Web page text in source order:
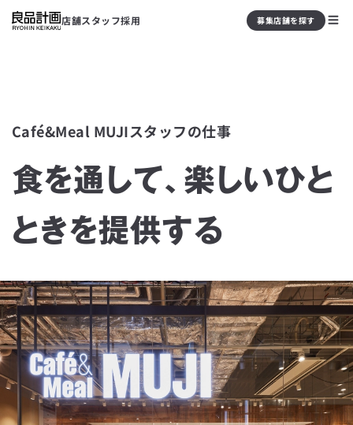
店舗スタッフ採用 募集店舗を探す
Café&Meal MUJIスタッフの仕事
食を通して、楽しいひと
ときを提供する